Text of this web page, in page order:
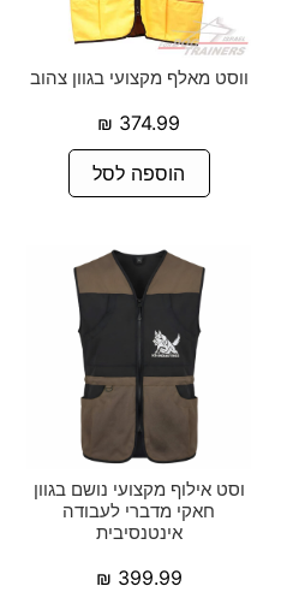
ווסט מאלף מקצועי בגוון צהוב
374.99
₪
הוספה לסל
וסט אילוף מקצועי נושם בגוון
חאקי מדברי לעבודה
אינטנסיבית
399.99
₪